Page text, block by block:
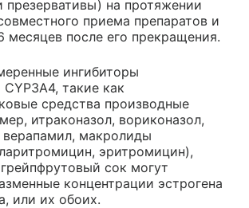
презервативы) на протяжении
приема препаратов и
месяцев после его прекращения.
ингибиторы
такие как
средства производные
итраконазол, вориконазол,
верапамил, макролиды
эритромицин),
сок могут
концентрации эстрогена
или их обоих.